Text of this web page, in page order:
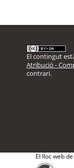
El contingut
Atribució -
contrari.
El lloc web